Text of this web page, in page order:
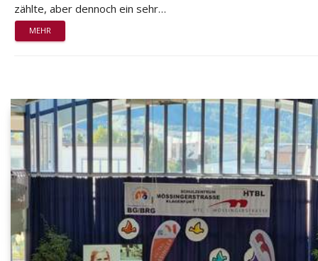
zählte, aber dennoch ein sehr…
MEHR